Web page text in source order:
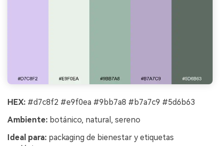
HEX: #d7c8f2 #e9f0ea #9bb7a8 #b7a7c9 #5d6b63
Ambiente: botánico, natural, sereno
Ideal para: packaging de bienestar y etiquetas